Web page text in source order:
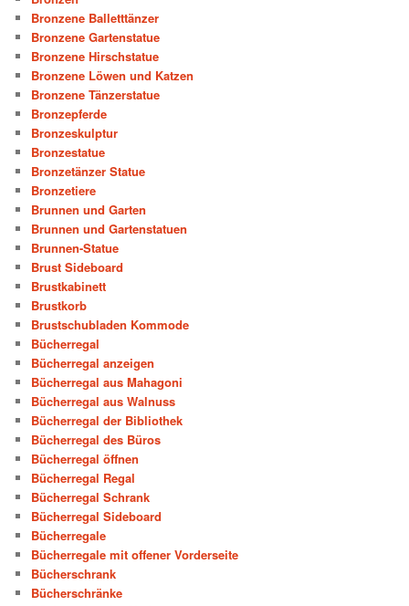
Bronzene Balletttänzer
Bronzene Gartenstatue
Bronzene Hirschstatue
Bronzene Löwen und Katzen
Bronzene Tänzerstatue
Bronzepferde
Bronzeskulptur
Bronzestatue
Bronzetänzer Statue
Bronzetiere
Brunnen und Garten
Brunnen und Gartenstatuen
Brunnen-Statue
Brust Sideboard
Brustkabinett
Brustkorb
Brustschubladen Kommode
Bücherregal
Bücherregal anzeigen
Bücherregal aus Mahagoni
Bücherregal aus Walnuss
Bücherregal der Bibliothek
Bücherregal des Büros
Bücherregal öffnen
Bücherregal Regal
Bücherregal Schrank
Bücherregal Sideboard
Bücherregale
Bücherregale mit offener Vorderseite
Bücherschrank
Bücherschränke